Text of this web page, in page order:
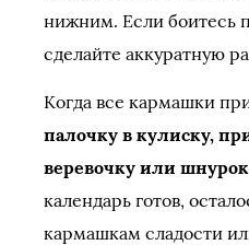
нижним. Если боитесь
сделайте аккуратную
Когда все кармашки
палочку в кулиску,
веревочку или шнурок
календарь готов,
кармашкам сладости